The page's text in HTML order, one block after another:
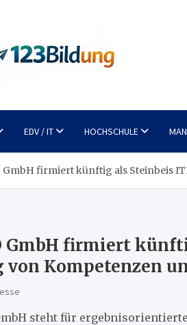
EDV / IT HOCHSCHULE
GmbH firmiert künftig als Steinbeis
GmbH firmiert
von Kompetenzen
steht für